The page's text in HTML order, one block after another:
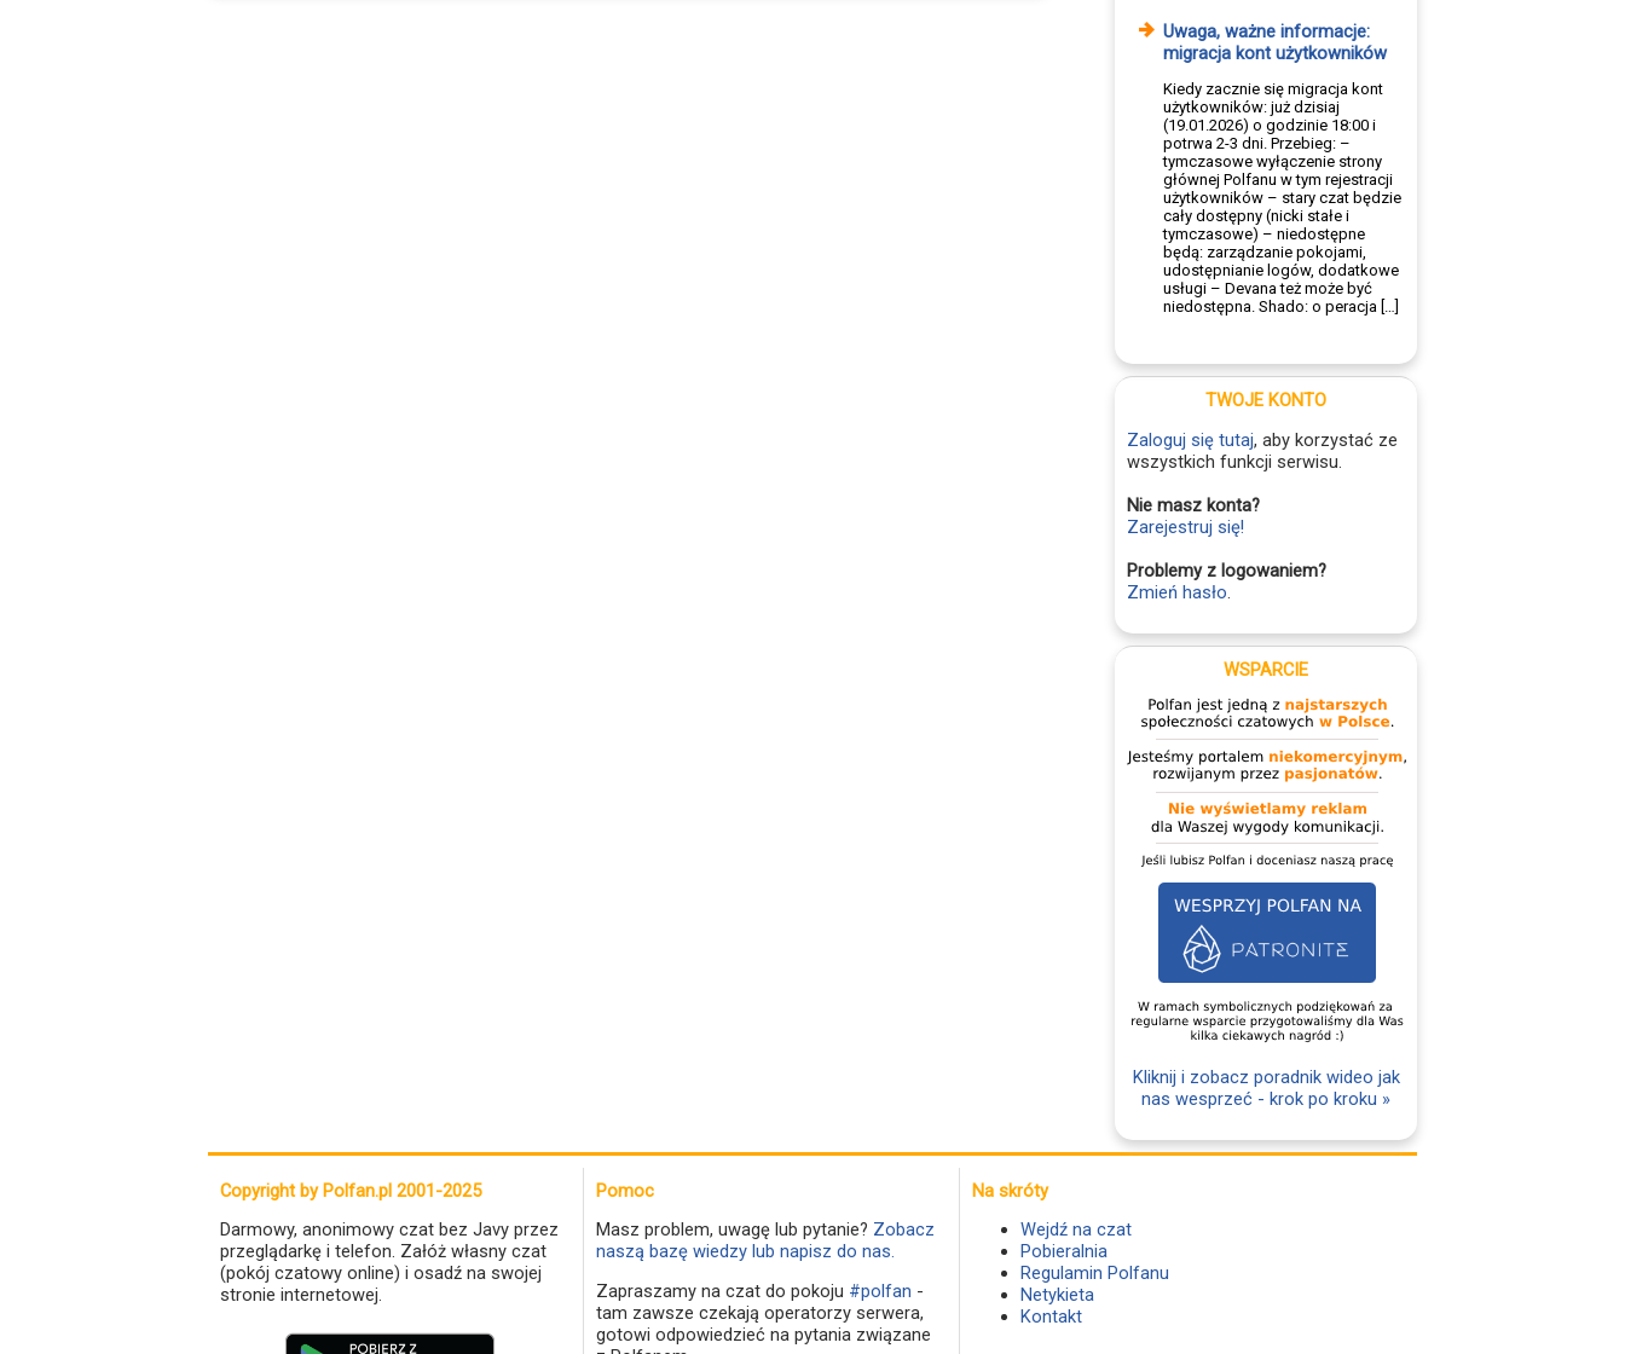
Uwaga, ważne informacje:
migracja kont użytkowników
Kiedy zacznie się migracja kont
użytkowników: już dzisiaj
(19.01.2026) o godzinie 18:00 i
potrwa 2-3 dni. Przebieg: –
tymczasowe wyłączenie strony
głównej Polfanu w tym rejestracji
użytkowników – stary czat będzie
cały dostępny (nicki stałe i
tymczasowe) – niedostępne
będą: zarządzanie pokojami,
udostępnianie logów, dodatkowe
usługi – Devana też może być
niedostępna. Shado: o peracja […]
TWOJE KONTO
Zaloguj się tutaj, aby korzystać ze
wszystkich funkcji serwisu.
Nie masz konta?
Zarejestruj się!
Problemy z logowaniem?
Zmień hasło.
WSPARCIE
Kliknij i zobacz poradnik wideo jak
nas wesprzeć - krok po kroku »
Copyright by Polfan.pl 2001-2025
Darmowy, anonimowy czat bez Javy przez
przeglądarkę i telefon. Załóż własny czat
(pokój czatowy online) i osadź na swojej
stronie internetowej.
Pomoc
Masz problem, uwagę lub pytanie? Zobacz
naszą bazę wiedzy lub napisz do nas.
Zapraszamy na czat do pokoju #polfan -
tam zawsze czekają operatorzy serwera,
gotowi odpowiedzieć na pytania związane
Na skróty
Wejdź na czat
Pobieralnia
Regulamin Polfanu
Netykieta
Kontakt